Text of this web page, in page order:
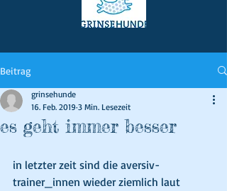
Beitrag
es geht immer besser
grinsehunde
16. Feb. 2019 3 Min. Lesezeit
in letzter zeit sind die aversiv-
trainer_innen wieder ziemlich laut